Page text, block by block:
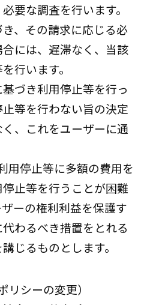
要な調査を行います。
、その請求に応じる必
には、遅滞なく、当該
行います。
づき利用停止等を行っ
等を行わない旨の決定
、これをユーザーに通
用停止等に多額の費用を
止等を行うことが困難
ーの権利利益を保護す
わるべき措置をとれる
じるものとします。
シーの変更）